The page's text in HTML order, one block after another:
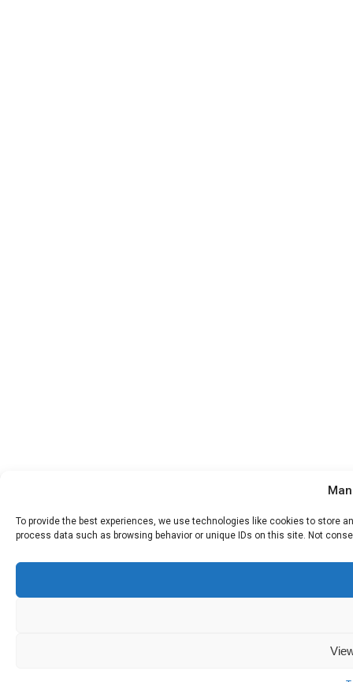
To provide the best experiences, we use technologies like cookies to
process data such as browsing behavior or unique IDs on this site. Not